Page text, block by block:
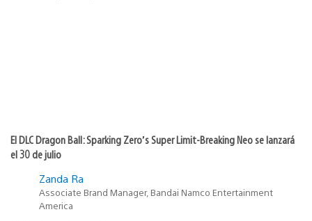
El DLC Dragon Ball: Sparking Zero’s Super Limit-Breaking Neo se lanzará
el 30 de julio
Zanda Ra
Associate Brand Manager, Bandai Namco Entertainment
America